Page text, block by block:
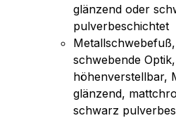
glänzend oder
pulverbeschichtet
schwebende
höhenverstellbar,
glänzend,
schwarz